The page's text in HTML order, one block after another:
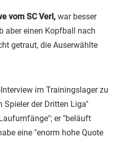
vom SC Verl, war besser
aber einen Kopfball nach
getraut, die Auserwählte
im Trainingslager zu
der Dritten Liga"
er "beläuft
eine "enorm hohe Quote